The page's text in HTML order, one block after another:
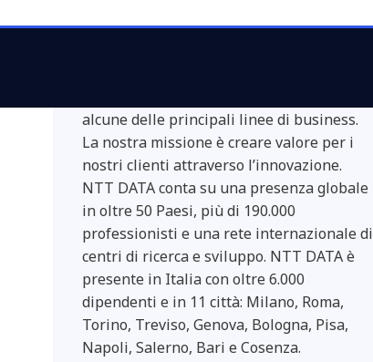
uno dei principali player a livello
alcune delle principali linee di business.
La nostra missione è creare valore per i
nostri clienti attraverso l’innovazione.
NTT DATA conta su una presenza globale
in oltre 50 Paesi, più di 190.000
professionisti e una rete internazionale di
centri di ricerca e sviluppo. NTT DATA è
presente in Italia con oltre 6.000
dipendenti e in 11 città: Milano, Roma,
Torino, Treviso, Genova, Bologna, Pisa,
Napoli, Salerno, Bari e Cosenza.